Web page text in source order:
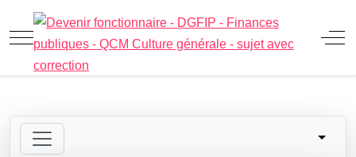
Mobile Menu Toggle Off-